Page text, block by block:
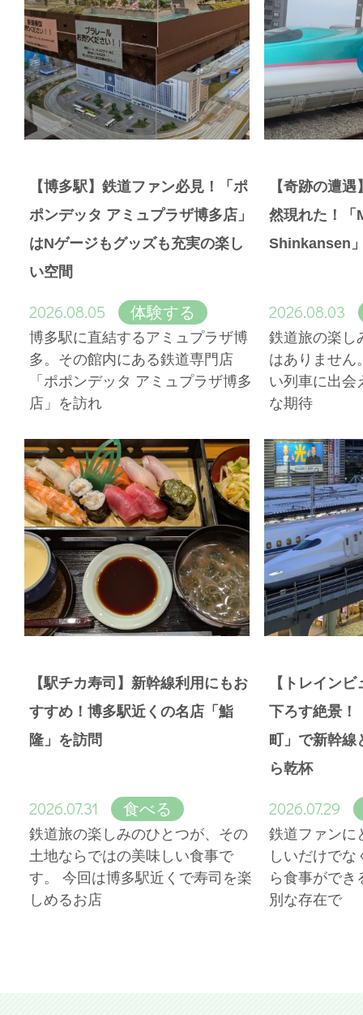
【博多駅】鉄道ファン必見！「ポ
ポンデッタ アミュプラザ博多店」
はNゲージもグッズも充実の楽し
い空間
2026.08.05 体験する
博多駅に直結するアミュプラザ博
多。その館内にある鉄道専門店
「ポポンデッタ アミュプラザ博多
店」を訪れ
【奇跡の遭
然現れた！
Shinkansen
2026.08.03
鉄道旅の楽し
はありません
い列車に出会
な期待
【駅チカ寿司】新幹線利用にもお
すすめ！博多駅近くの名店「鮨
隆」を訪問
2026.07.31 食べる
鉄道旅の楽しみのひとつが、その
土地ならではの美味しい食事で
す。 今回は博多駅近くで寿司を楽
しめるお店
【トレイン
下ろす絶景！
町」で新幹線
ら乾杯
2026.07.29
鉄道ファンに
しいだけでな
ら食事ができ
別な存在で